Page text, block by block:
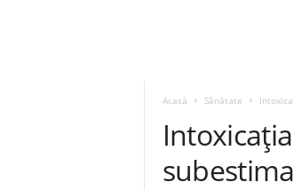
Acasă Sănătate